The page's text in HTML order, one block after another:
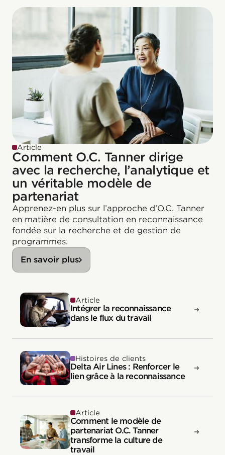
Article
Comment O.C. Tanner dirige
avec la recherche, l’analytique et
un véritable modèle de
partenariat
Apprenez-en plus sur l’approche d’O.C. Tanner
en matière de consultation en reconnaissance
fondée sur la recherche et de gestion de
programmes.
En savoir plus
Article
Intégrer la reconnaissance
dans le flux du travail
Histoires de clients
Delta Air Lines : Renforcer le
lien grâce à la reconnaissance
Article
Comment le modèle de
partenariat O.C. Tanner
transforme la culture de
travail